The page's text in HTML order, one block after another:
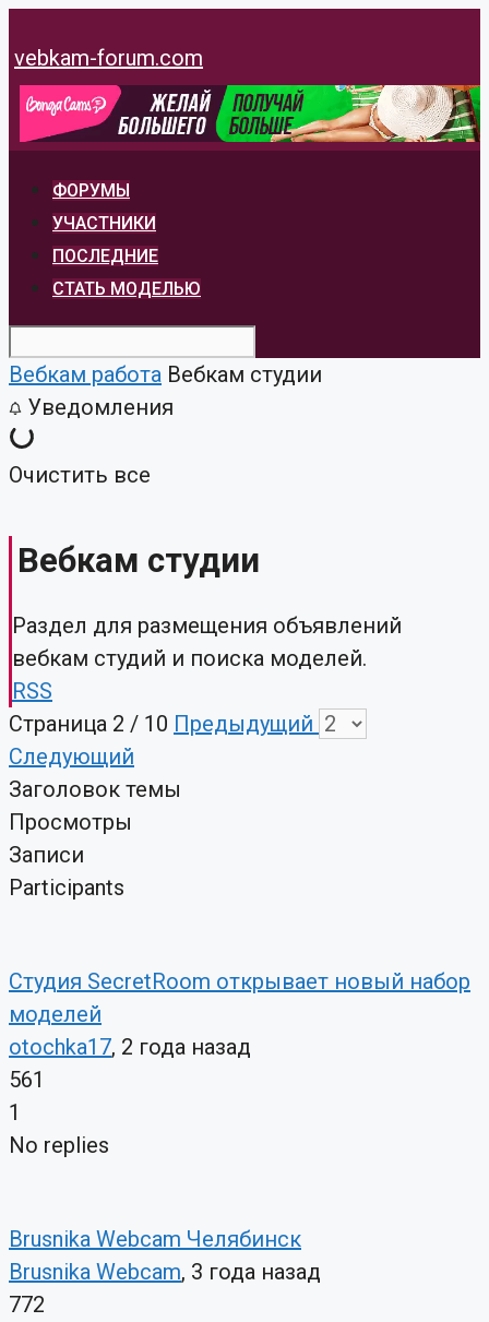
к
содержимому
vebkam-forum.com
ФОРУМЫ
УЧАСТНИКИ
ПОСЛЕДНИЕ
СТАТЬ МОДЕЛЬЮ
Вебкам работа Вебкам студии
Уведомления
Очистить все
Вебкам студии
Раздел для размещения объявлений
вебкам студий и поиска моделей.
RSS
Страница 2 / 10 Предыдущий
Следующий
Заголовок темы
Просмотры
Записи
Participants
Студия SecretRoom открывает новый набор
моделей
otochka17, 2 года назад
561
1
No replies
Brusnika Webcam Челябинск
Brusnika Webcam, 3 года назад
772